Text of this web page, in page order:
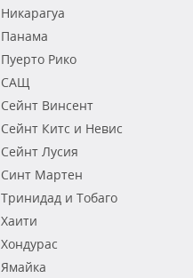
Никарагуа
Панама
Пуерто Рико
САЩ
Сейнт Винсент
Сейнт Китс и Невис
Сейнт Лусия
Синт Мартен
Тринидад и Тобаго
Хаити
Хондурас
Ямайка